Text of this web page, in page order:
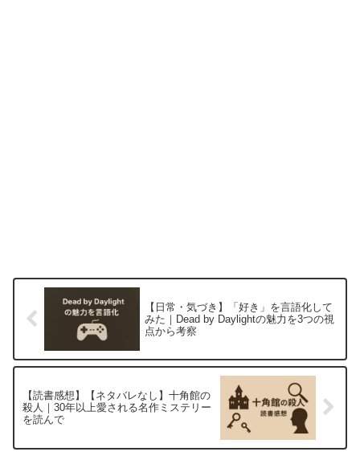
【日常・気づき】「好き」を言語化して
みた｜Dead by Daylightの魅力を3つの視
点から考察
【読書感想】【ネタバレなし】十角館の
殺人｜30年以上愛される名作ミステリー
を読んで